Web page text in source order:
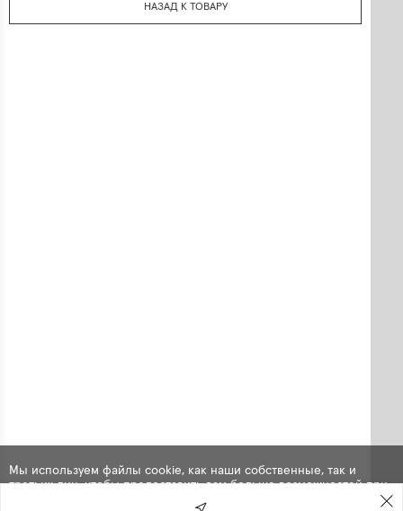
НАЗАД К ТОВАРУ
Мы используем файлы cookie, как наши собственные, так и
третьих лиц, чтобы предоставить вам больше возможностей при
использовании сайта. Продолжая навигацию по сайту, вы